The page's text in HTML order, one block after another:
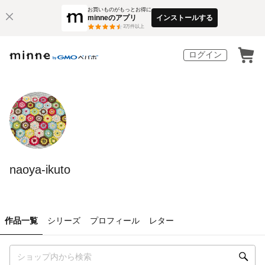
お買いものがもっとお得に
minneのアプリ
3万件以上
インストールする
ログイン
naoya-ikuto
作品一覧 シリーズ プロフィール レター